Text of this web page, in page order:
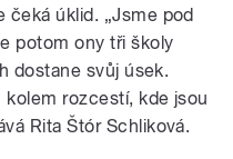
čeká úklid. „Jsme pod
potom ony tři školy
dostane svůj úsek.
kolem rozcestí, kde jsou
Rita Štór Schliková.